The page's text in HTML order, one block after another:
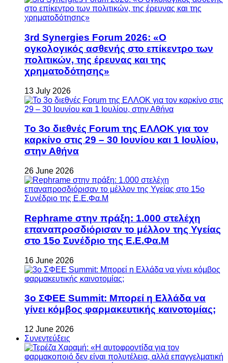
3rd Synergies Forum 2026: «Ο
ογκολογικός ασθενής στο επίκεντρο των
πολιτικών, της έρευνας και της
χρηματοδότησης»
13 July 2026
Το 3ο διεθνές Forum της ΕΛΛΟΚ για τον
καρκίνο στις 29 – 30 Ιουνίου και 1 Ιουλίου,
στην Αθήνα
26 June 2026
Rephrame στην πράξη: 1.000 στελέχη
επαναπροσδιόρισαν το μέλλον της Υγείας
στο 15ο Συνέδριο της Ε.Ε.Φα.Μ
16 June 2026
3ο ΣΦΕΕ Summit: Μπορεί η Ελλάδα να
γίνει κόμβος φαρμακευτικής καινοτομίας;
12 June 2026
Συνεντεύξεις